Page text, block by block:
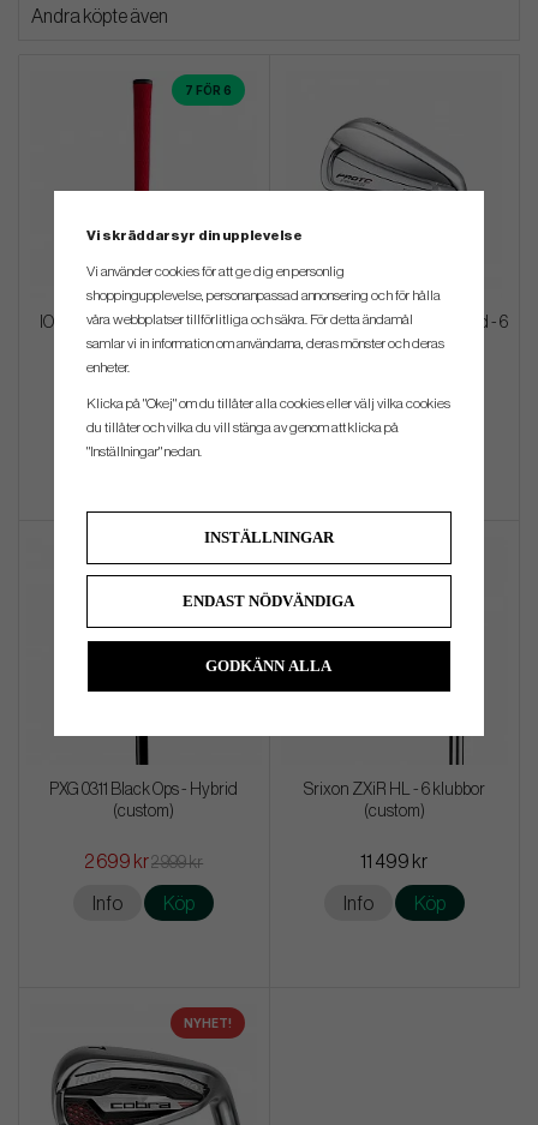
Andra köpte även
7 FÖR 6
IOmic Sticky 4.4 Red (Midsize)
219 kr
Info Köp
Proto Concept - C07PC Forged - 6
klubbor (custom)
21 594 kr
Info
PXG 0311 Black Ops - Hybrid
(custom)
2 699 kr2 999 kr
Info Köp
Srixon ZXiR HL - 6 klubbor
(custom)
11 499 kr
Info Köp
NYHET!
Vi skräddarsyr din upplevelse
Vi använder cookies för att ge dig en personlig
shoppingupplevelse, personanpassad annonsering och för hålla
våra webbplatser tillförlitliga och säkra. För detta ändamål
samlar vi in information om användarna, deras mönster och deras
enheter.
Klicka på "Okej" om du tillåter alla cookies eller välj vilka cookies
du tillåter och vilka du vill stänga av genom att klicka på
"Inställningar" nedan.
INSTÄLLNINGAR
ENDAST NÖDVÄNDIGA
GODKÄNN ALLA